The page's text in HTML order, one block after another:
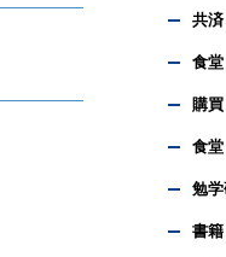
共
食堂
購買
食
勉
書